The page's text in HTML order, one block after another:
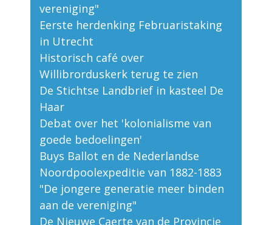
vereniging"
Eerste herdenking Februaristaking
in Utrecht
Historisch café over
Willibrorduskerk terug te zien
De Stichtse Landbrief in kasteel De
Haar
Debat over het 'kolonialisme van
goede bedoelingen'
Buys Ballot en de Nederlandse
Noordpoolexpeditie van 1882-1883
"De jongere generatie meer binden
aan de vereniging"
De Nieuwe Caerte van de Provincie